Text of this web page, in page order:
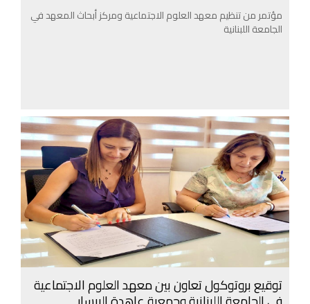
مؤتمر من تنظيم معهد العلوم الاجتماعية ومركز أبحاث المعهد في
الجامعة اللبنانية
توقيع بروتوكول تعاون بين معهد العلوم الاجتماعية